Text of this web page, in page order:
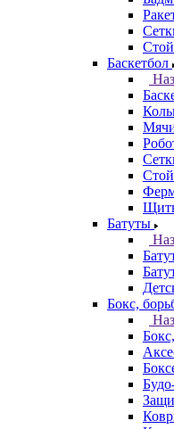
Баскетбол
Батуты
Бокс,